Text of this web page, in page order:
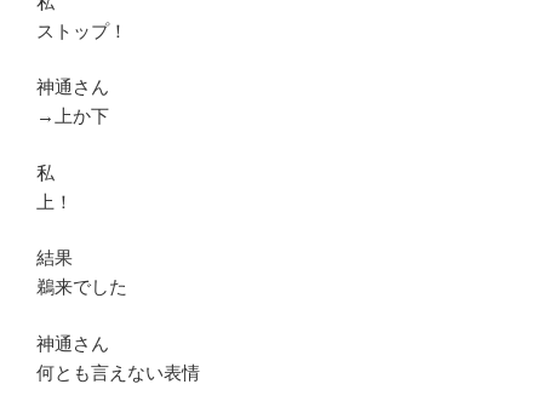
ストップ！
神通さん
→上か下
私
上！
結果
鵜来でした
神通さん
何とも言えない表情